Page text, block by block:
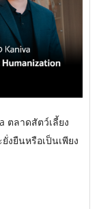
ตลาดสัตว์เลี้ยง
งยืนหรือเป็นเพียง